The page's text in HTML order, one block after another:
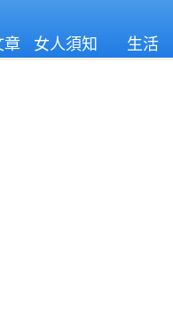
章 女人須知 生活